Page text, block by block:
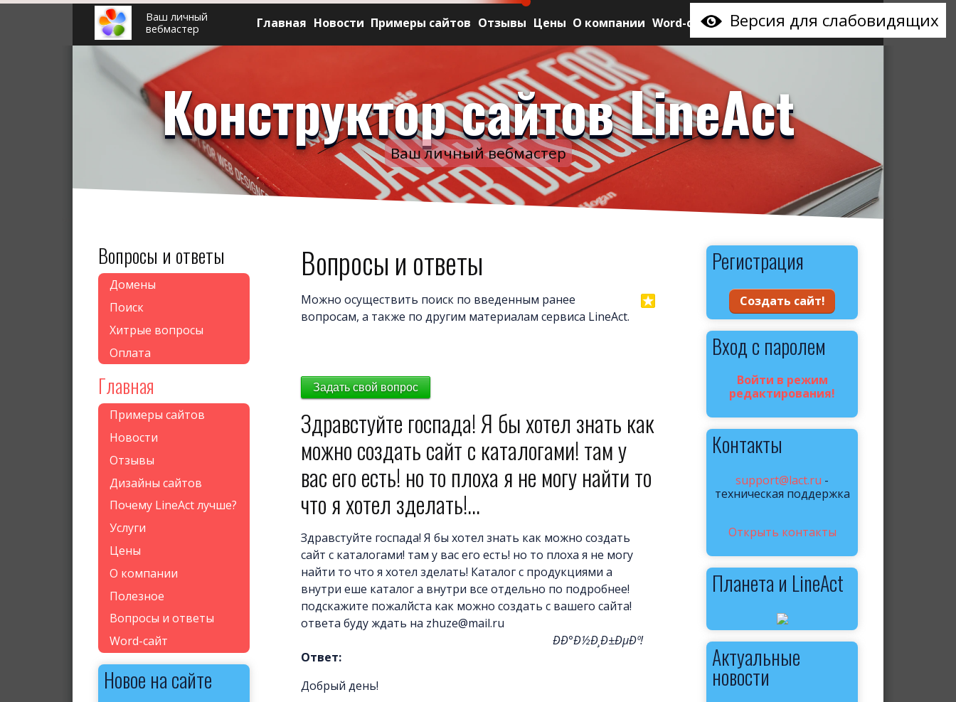
Версия для слабовидящих
Ваш личный
вебмастер
Главная Новости Примеры сайтов Отзывы Цены О компании Word-сайт
Конструктор сайтов LineAct
Ваш личный вебмастер
Вопросы и ответы
Домены
Поиск
Хитрые вопросы
Оплата
Главная
Примеры сайтов
Новости
Отзывы
Дизайны сайтов
Почему LineAct лучше?
Услуги
Цены
О компании
Полезное
Вопросы и ответы
Word-сайт
Новое на сайте
Вопросы и ответы
Можно осуществить поиск по введенным ранее
вопросам, а также по другим материалам сервиса LineAct.
Задать свой вопрос
Здравстуйте госпада! Я бы хотел знать как
можно создать сайт с каталогами! там у
вас его есть! но то плоха я не могу найти то
что я хотел зделать!...
Здравстуйте госпада! Я бы хотел знать как можно создать
сайт с каталогами! там у вас его есть! но то плоха я не могу
найти то что я хотел зделать! Каталог с продукциями а
внутри еше каталог а внутри все отдельно по подробнее!
подскажите пожалйста как можно создать с вашего сайта!
ответа буду ждать на zhuze@mail.ru
ÐÐ°Ð½Ð¸Ð±ÐµÐº!
Ответ:
Добрый день!
Регистрация
Вход с паролем
Войти в режим
редактирования!
Контакты
support@lact.ru -
техническая поддержка
Открыть контакты
Планета и LineAct
Актуальные
новости